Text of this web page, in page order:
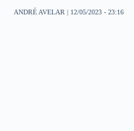
ANDRÉ AVELAR | 12/05/2023 - 23:16